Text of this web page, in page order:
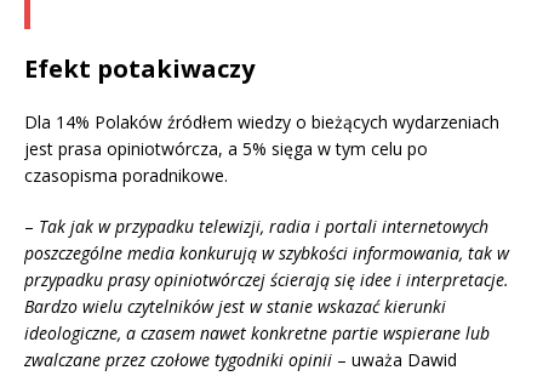
Efekt potakiwaczy
Dla 14% Polaków źródłem wiedzy o bieżących wydarzeniach
jest prasa opiniotwórcza, a 5% sięga w tym celu po
czasopisma poradnikowe.
– Tak jak w przypadku telewizji, radia i portali internetowych
poszczególne media konkurują w szybkości informowania, tak w
przypadku prasy opiniotwórczej ścierają się idee i interpretacje.
Bardzo wielu czytelników jest w stanie wskazać kierunki
ideologiczne, a czasem nawet konkretne partie wspierane lub
zwalczane przez czołowe tygodniki opinii – uważa Dawid